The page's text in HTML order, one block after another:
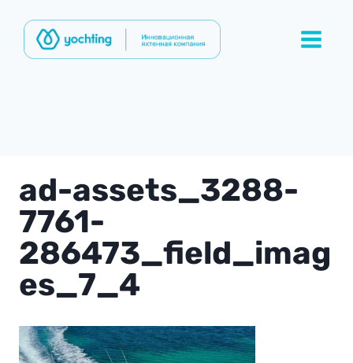
содержимому
ad-assets_3288-
7761-
286473_field_imag
es_7_4